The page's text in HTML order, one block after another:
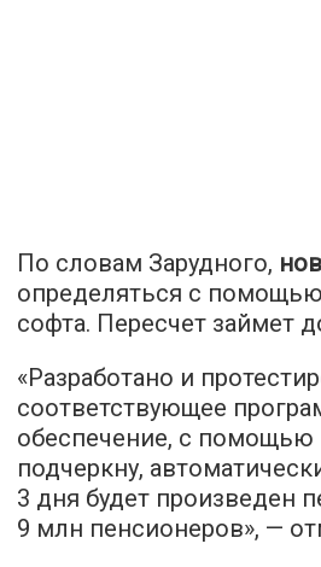
По словам Зарудного,
определяться с
софта. Пересчет займет
«Разработано и
соответствующее
обеспечение, с помощью
подчеркну,
3 дня будет произведен
9 млн пенсионеров», —